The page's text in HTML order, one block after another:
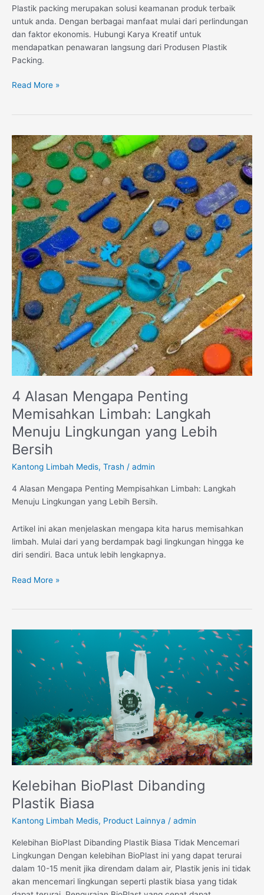
Plastik packing merupakan solusi keamanan produk terbaik
untuk anda. Dengan berbagai manfaat mulai dari perlindungan
dan faktor ekonomis. Hubungi Karya Kreatif untuk
mendapatkan penawaran langsung dari Produsen Plastik
Packing.
Read More »
4 Alasan Mengapa Penting
Memisahkan Limbah: Langkah
Menuju Lingkungan yang Lebih
Bersih
Kantong Limbah Medis, Trash / admin
4 Alasan Mengapa Penting Mempisahkan Limbah: Langkah
Menuju Lingkungan yang Lebih Bersih.
Artikel ini akan menjelaskan mengapa kita harus memisahkan
limbah. Mulai dari yang berdampak bagi lingkungan hingga ke
diri sendiri. Baca untuk lebih lengkapnya.
4
Alasan
Mengapa
Penting
Memisahkan
Limbah:
Langkah
Menuju
Lingkungan
yang
Lebih
Bersih
Read More »
Kelebihan BioPlast Dibanding
Plastik Biasa
Kantong Limbah Medis, Product Lainnya / admin
Kelebihan BioPlast Dibanding Plastik Biasa Tidak Mencemari
Lingkungan Dengan kelebihan BioPlast ini yang dapat terurai
dalam 10-15 menit jika direndam dalam air, Plastik jenis ini tidak
akan mencemari lingkungan seperti plastik biasa yang tidak
BioPlast
Dibanding
Plastik
Biasa